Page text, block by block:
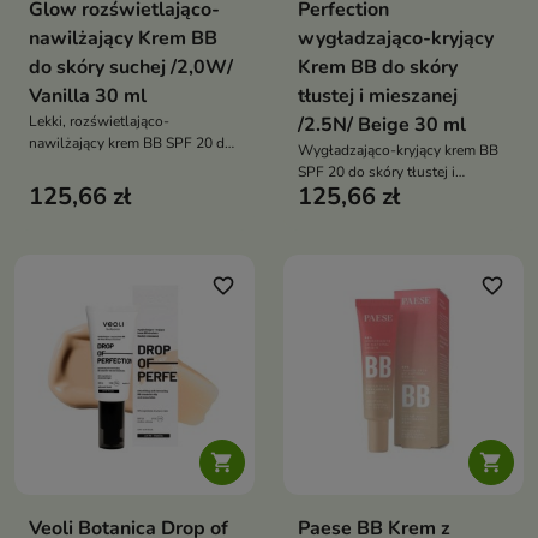
Glow rozświetlająco-
nawilżający Krem BB
do skóry suchej /2,0W/
Vanilla 30 ml
Lekki, rozświetlająco-
nawilżający krem BB SPF 20 do
odcień 2.0 W Vanilla o
satynowo-rozświetlonym
125,66 zł
Perfection
wygładzająco-kryjący
Krem BB do skóry
tłustej i mieszanej
/2.5N/ Beige 30 ml
Wygładzająco-kryjący krem BB
SPF 20 do skóry tłustej i
mieszanej, łączący pielęgnację,
125,66 zł

favorite_border
Veoli Botanica Drop of

favorite_border
Paese BB Krem z